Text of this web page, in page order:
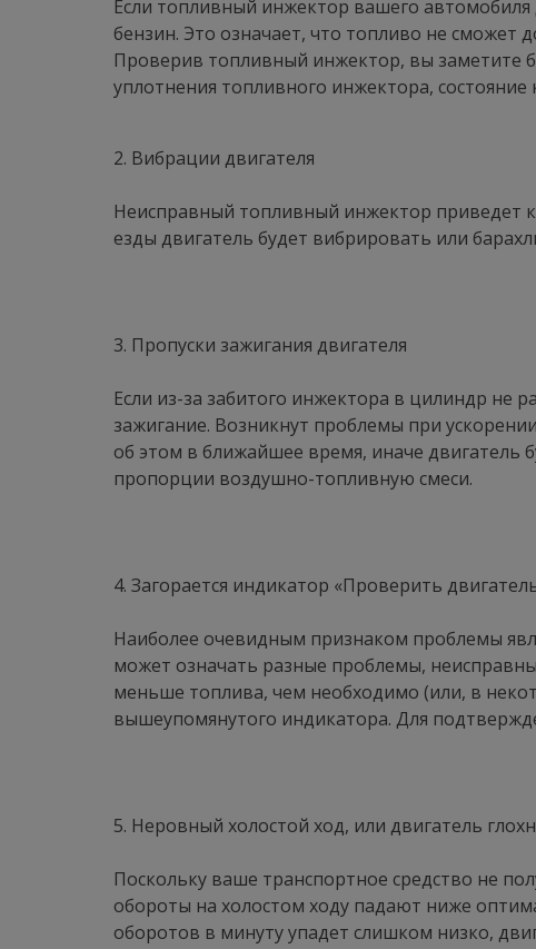
Если топливный инжектор вашего автомобиля
бензин. Это означает, что топливо не сможет
Проверив топливный инжектор, вы заметите
уплотнения топливного инжектора,
2. Вибрации двигателя
Неисправный топливный инжектор приведет
езды двигатель будет вибрировать или
3. Пропуски зажигания двигателя
Если из-за забитого инжектора в цилиндр не
зажигание. Возникнут проблемы при
об этом в ближайшее время, иначе
пропорции воздушно-топливную смеси.
4. Загорается индикатор «Проверить
Наиболее очевидным признаком проблемы
может означать разные проблемы,
меньше топлива, чем необходимо (или, в
вышеупомянутого индикатора. Для
5. Неровный холостой ход, или двигатель
Поскольку ваше транспортное средство не
обороты на холостом ходу падают ниже
оборотов в минуту упадет слишком низко,